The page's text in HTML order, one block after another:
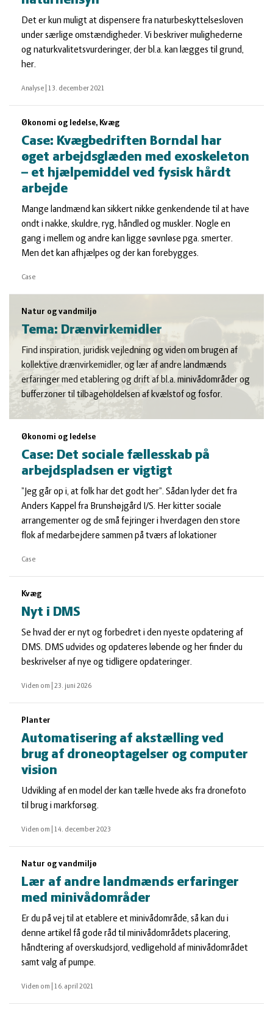
Det er kun muligt at dispensere fra naturbeskyttelsesloven
under særlige omstændigheder. Vi beskriver mulighederne
og naturkvalitetsvurderinger, der bl.a. kan lægges til grund,
her.
Analyse 13. december 2021
Økonomi og ledelse, Kvæg
Case: Kvægbedriften Borndal har
øget arbejdsglæden med exoskeleton
– et hjælpemiddel ved fysisk hårdt
arbejde
Mange landmænd kan sikkert nikke genkendende til at have
ondt i nakke, skuldre, ryg, håndled og muskler. Nogle en
gang i mellem og andre kan ligge søvnløse pga. smerter.
Men det kan afhjælpes og der kan forebygges.
Case
Natur og vandmiljø
Tema: Drænvirkemidler
Find inspiration, juridisk vejledning og viden om brugen af
kollektive drænvirkemidler, og lær af andre landmænds
erfaringer med etablering og drift af bl.a. minivådområder og
bufferzoner til tilbageholdelsen af kvælstof og fosfor.
Økonomi og ledelse
Case: Det sociale fællesskab på
arbejdspladsen er vigtigt
”Jeg går op i, at folk har det godt her”. Sådan lyder det fra
Anders Kappel fra Brunshøjgård I/S. Her kitter sociale
arrangementer og de små fejringer i hverdagen den store
flok af medarbejdere sammen på tværs af lokationer
Case
Kvæg
Nyt i DMS
Se hvad der er nyt og forbedret i den nyeste opdatering af
DMS. DMS udvides og opdateres løbende og her finder du
beskrivelser af nye og tidligere opdateringer.
Viden om 23. juni 2026
Planter
Automatisering af akstælling ved
brug af droneoptagelser og computer
vision
Udvikling af en model der kan tælle hvede aks fra dronefoto
til brug i markforsøg.
Viden om 14. december 2023
Natur og vandmiljø
Lær af andre landmænds erfaringer
med minivådområder
Er du på vej til at etablere et minivådområde, så kan du i
denne artikel få gode råd til minivådområdets placering,
håndtering af overskudsjord, vedligehold af minivådområdet
samt valg af pumpe.
Viden om 16. april 2021